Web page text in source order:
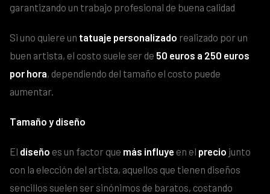
garantizando un trabajo profesional de buena calidad
Si uno quiere un tatuaje personalizado realizado por un
buen artista, el costo suele ser de 50 euros a 250 euros
por hora, dependiendo del tamaño el costo puede
aumentar.
Tamaño y diseño
El diseño es un factor que más influye en el precio junto
con la elección del artista, aquellos que tienen diseños
sencillos suelen ser sinónimos de baratos, costando